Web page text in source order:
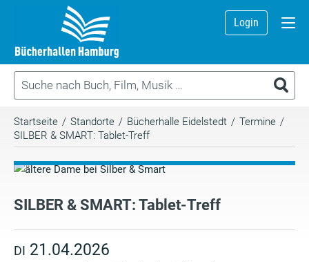
Login
Startseite / Standorte / Bücherhalle Eidelstedt / Termine /
SILBER & SMART: Tablet-Treff
SILBER & SMART: Tablet-Treff
DI 21.04.2026